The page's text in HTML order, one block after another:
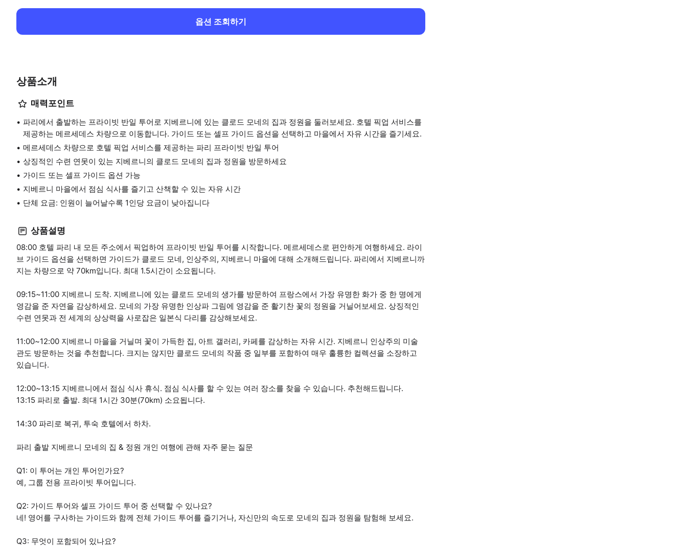
옵션 조회하기
상품소개
매력포인트
파리에서 출발하는 프라이빗 반일 투어로 지베르니에 있는 클로드 모네의 집과 정원을 둘러보세요. 호텔 픽업 서비스를
제공하는 메르세데스 차량으로 이동합니다. 가이드 또는 셀프 가이드 옵션을 선택하고 마을에서 자유 시간을 즐기세요.
메르세데스 차량으로 호텔 픽업 서비스를 제공하는 파리 프라이빗 반일 투어
상징적인 수련 연못이 있는 지베르니의 클로드 모네의 집과 정원을 방문하세요
가이드 또는 셀프 가이드 옵션 가능
지베르니 마을에서 점심 식사를 즐기고 산책할 수 있는 자유 시간
단체 요금: 인원이 늘어날수록 1인당 요금이 낮아집니다
상품설명
08:00 호텔 파리 내 모든 주소에서 픽업하여 프라이빗 반일 투어를 시작합니다. 메르세데스로 편안하게 여행하세요. 라이
브 가이드 옵션을 선택하면 가이드가 클로드 모네, 인상주의, 지베르니 마을에 대해 소개해드립니다. 파리에서 지베르니까
지는 차량으로 약 70km입니다. 최대 1.5시간이 소요됩니다.
09:15~11:00 지베르니 도착. 지베르니에 있는 클로드 모네의 생가를 방문하여 프랑스에서 가장 유명한 화가 중 한 명에게
영감을 준 자연을 감상하세요. 모네의 가장 유명한 인상파 그림에 영감을 준 활기찬 꽃의 정원을 거닐어보세요. 상징적인
수련 연못과 전 세계의 상상력을 사로잡은 일본식 다리를 감상해보세요.
11:00~12:00 지베르니 마을을 거닐며 꽃이 가득한 집, 아트 갤러리, 카페를 감상하는 자유 시간. 지베르니 인상주의 미술
관도 방문하는 것을 추천합니다. 크지는 않지만 클로드 모네의 작품 중 일부를 포함하여 매우 훌륭한 컬렉션을 소장하고
있습니다.
12:00~13:15 지베르니에서 점심 식사 휴식. 점심 식사를 할 수 있는 여러 장소를 찾을 수 있습니다. 추천해드립니다.
13:15 파리로 출발. 최대 1시간 30분(70km) 소요됩니다.
14:30 파리로 복귀, 투숙 호텔에서 하차.
파리 출발 지베르니 모네의 집 & 정원 개인 여행에 관해 자주 묻는 질문
Q1: 이 투어는 개인 투어인가요?
예, 그룹 전용 프라이빗 투어입니다.
Q2: 가이드 투어와 셀프 가이드 투어 중 선택할 수 있나요?
네! 영어를 구사하는 가이드와 함께 전체 가이드 투어를 즐기거나, 자신만의 속도로 모네의 집과 정원을 탐험해 보세요.
Q3: 무엇이 포함되어 있나요?